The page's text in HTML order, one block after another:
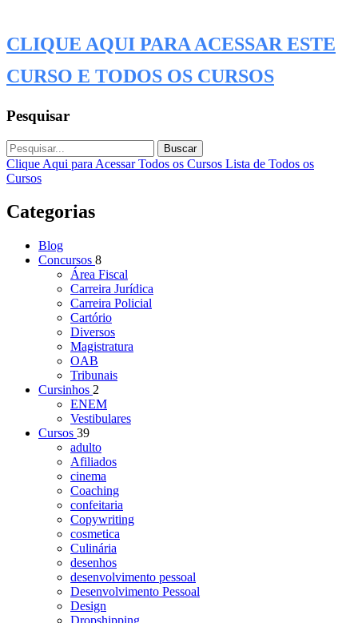
CLIQUE AQUI PARA ACESSAR ESTE
CURSO E TODOS OS CURSOS
Pesquisar
Buscar
Clique Aqui para Acessar Todos os Cursos Lista de Todos os
Cursos
Categorias
Blog
Concursos 8
Área Fiscal
Carreira Jurídica
Carreira Policial
Cartório
Diversos
Magistratura
OAB
Tribunais
Cursinhos 2
ENEM
Vestibulares
Cursos 39
adulto
Afiliados
cinema
Coaching
confeitaria
Copywriting
cosmetica
Culinária
desenhos
desenvolvimento pessoal
Desenvolvimento Pessoal
Design